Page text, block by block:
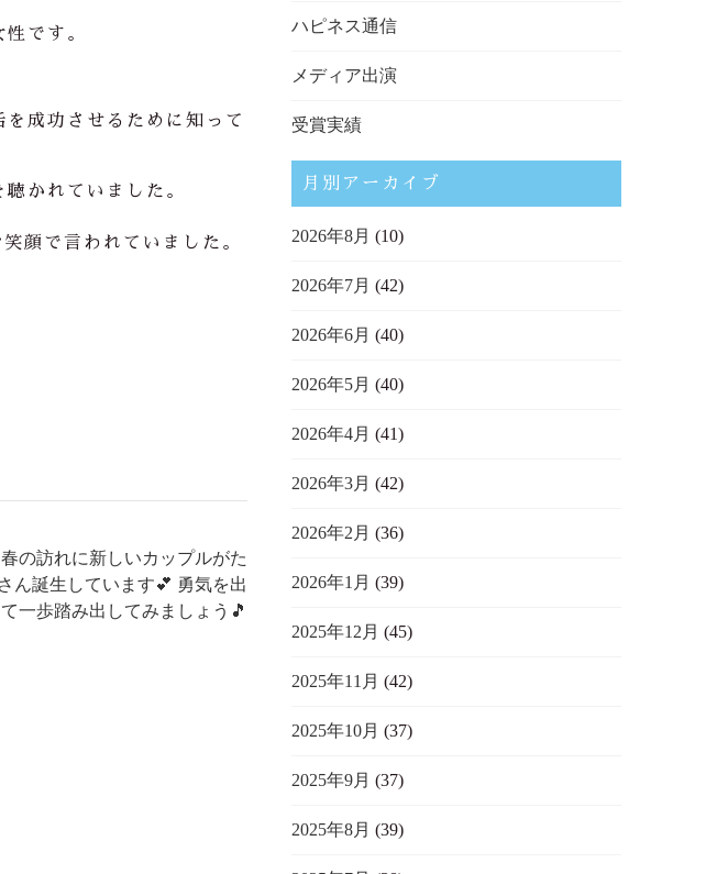
です。
成功させるために知って
かれていました。
笑顔で言われていました。
の訪れに新しいカップルがた
ん誕生しています💕 勇気を出
て一歩踏み出してみましょう🎵
ハピネス通信
メディア出演
受賞実績
月別アーカイブ
2026年8月 (10)
2026年7月 (42)
2026年6月 (40)
2026年5月 (40)
2026年4月 (41)
2026年3月 (42)
2026年2月 (36)
2026年1月 (39)
2025年12月 (45)
2025年11月 (42)
2025年10月 (37)
2025年9月 (37)
2025年8月 (39)